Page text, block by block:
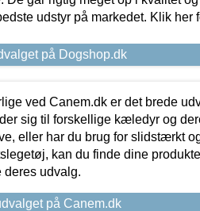
udstyr på markedet. Klik her
på Dogshop.dk
ved Canem.dk er det brede
sig til forskellige kæledyr og
eller har du brug for slidstærkt
kan du finde dine
deres udvalg.
på Canem.dk